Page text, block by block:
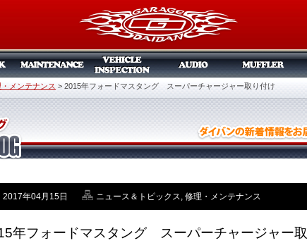
メンテナンス > 2015年フォードマスタング スーパーチャージャー取り付け
2017年04月15日 ニュース＆トピックス, 修理・メンテナンス
年フォードマスタング スーパーチャージャー取